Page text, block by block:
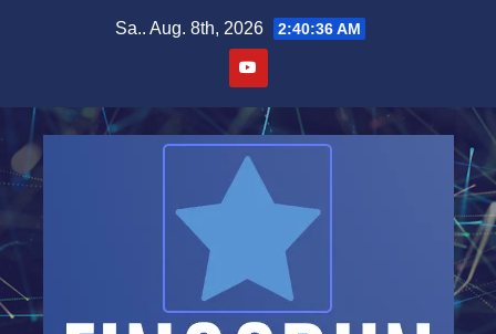
Sa.. Aug. 8th, 2026 2:40:37 AM